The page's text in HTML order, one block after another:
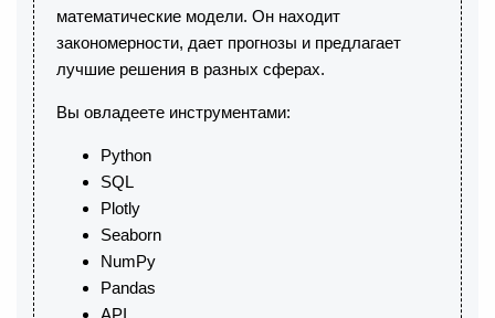
математические модели. Он находит
закономерности, дает прогнозы и предлагает
лучшие решения в разных сферах.
Вы овладеете инструментами:
Python
SQL
Plotly
Seaborn
NumPy
Pandas
API